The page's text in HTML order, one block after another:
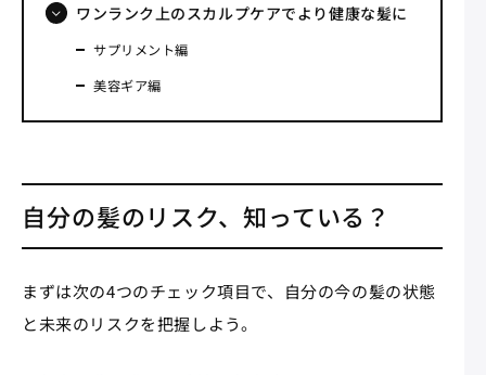
ワンランク上のスカルプケアでより健康な髪に
サプリメント編
美容ギア編
自分の髪のリスク、知っている？
まずは次の4つのチェック項目で、自分の今の髪の状態
と未来のリスクを把握しよう。